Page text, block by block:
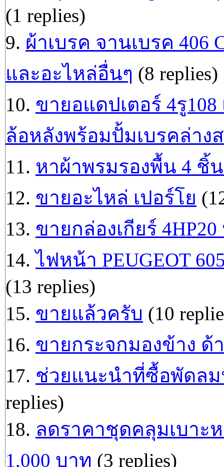
(1 replies)
9. ผ้าเบรค จานเบรค 406
และอะไหล่อื่นๆ (8 replies)
10. ขายอแดปเตอร์ 4รู108
ล้อหลังพร้อมปั้มเบรคล่าง
11. หาผ้าพรมรองพื้น 4 ชิ้น
12. ขายอะไหล่ เปอร์โย
13. ขายกล่องเกียร์
14.ไฟหน้า PEUGEOT
(13 replies)
15. ขายแล้วครับ (10
16. ขายกระจกมองข้าง ด้
17. ช่วยแนะนำที่ซื้อพัดลม
replies)
18. ลดราคาชุดคลุมเบาะ
1,000 บาท (3 replies)